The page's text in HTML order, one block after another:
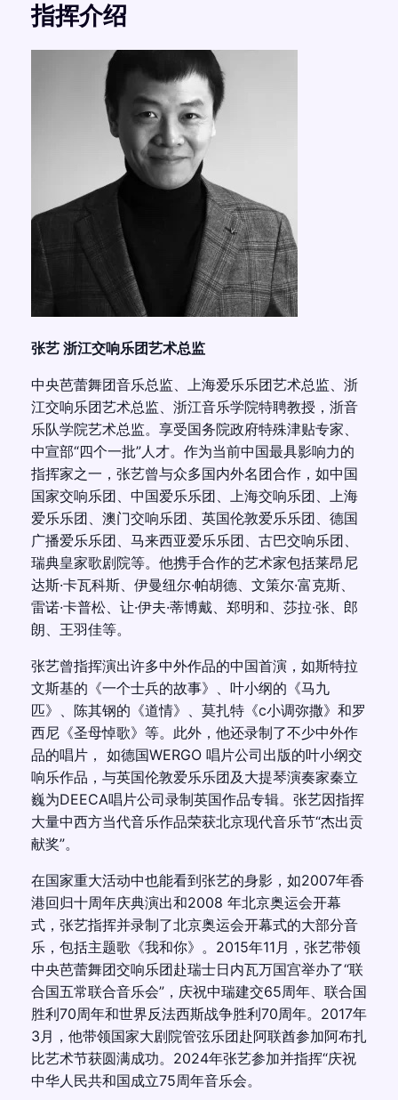
指挥介绍
张艺 浙江交响乐团艺术总监
中央芭蕾舞团音乐总监、上海爱乐乐团艺术总监、浙
江交响乐团艺术总监、浙江音乐学院特聘教授，浙音
乐队学院艺术总监。享受国务院政府特殊津贴专家、
中宣部“四个一批”人才。作为当前中国最具影响力的
指挥家之一，张艺曾与众多国内外名团合作，如中国
国家交响乐团、中国爱乐乐团、上海交响乐团、上海
爱乐乐团、澳门交响乐团、英国伦敦爱乐乐团、德国
广播爱乐乐团、马来西亚爱乐乐团、古巴交响乐团、
瑞典皇家歌剧院等。他携手合作的艺术家包括莱昂尼
达斯·卡瓦科斯、伊曼纽尔·帕胡德、文策尔·富克斯、
雷诺·卡普松、让·伊夫·蒂博戴、郑明和、莎拉·张、郎
朗、王羽佳等。
张艺曾指挥演出许多中外作品的中国首演，如斯特拉
文斯基的《一个士兵的故事》、叶小纲的《马九
匹》、陈其钢的《道情》、莫扎特《c小调弥撒》和罗
西尼《圣母悼歌》等。此外，他还录制了不少中外作
品的唱片， 如德国WERGO 唱片公司出版的叶小纲交
响乐作品，与英国伦敦爱乐乐团及大提琴演奏家秦立
巍为DEECA唱片公司录制英国作品专辑。张艺因指挥
大量中西方当代音乐作品荣获北京现代音乐节“杰出贡
献奖”。
在国家重大活动中也能看到张艺的身影，如2007年香
港回归十周年庆典演出和2008 年北京奥运会开幕
式，张艺指挥并录制了北京奥运会开幕式的大部分音
乐，包括主题歌《我和你》。2015年11月，张艺带领
中央芭蕾舞团交响乐团赴瑞士日内瓦万国宫举办了“联
合国五常联合音乐会”，庆祝中瑞建交65周年、联合国
胜利70周年和世界反法西斯战争胜利70周年。2017年
3月，他带领国家大剧院管弦乐团赴阿联酋参加阿布扎
比艺术节获圆满成功。2024年张艺参加并指挥“庆祝
中华人民共和国成立75周年音乐会。